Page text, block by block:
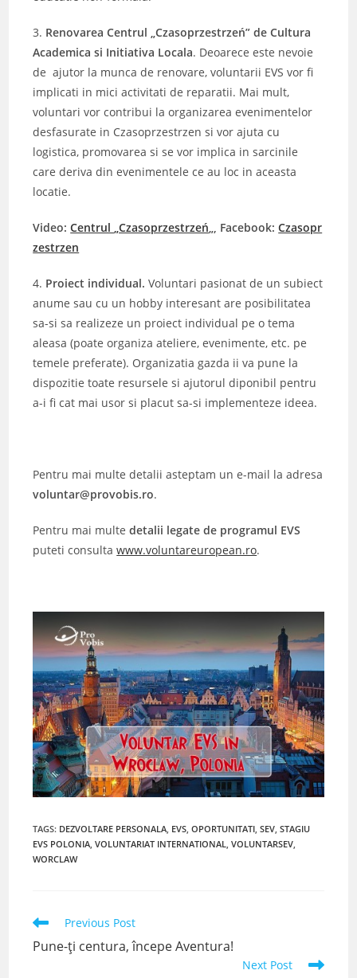
3. Renovarea Centrul „Czasoprzestrzeń” de Cultura
Academica si Initiativa Locala. Deoarece este nevoie
de ajutor la munca de renovare, voluntarii EVS vor fi
implicati in mici activitati de reparatii. Mai mult,
voluntari vor contribui la organizarea evenimentelor
desfasurate in Czasoprzestrzen si vor ajuta cu
logistica, promovarea si se vor implica in sarcinile
care deriva din evenimentele ce au loc in aceasta
locatie.
Video:Centrul„Czasoprzestrzeń„, Facebook:Czasopr
zestrzen
4. Proiect individual.Voluntari pasionat de un subiect
anume sau cu un hobby interesant are posibilitatea
sa-si sa realizeze un proiect individual pe o tema
aleasa (poate organiza ateliere, evenimente, etc. pe
temele preferate). Organizatia gazda ii va pune la
dispozitie toate resursele si ajutorul diponibil pentru
a-i fi cat mai usor si placut sa-si implementeze ideea.
Pentru mai multe detalii asteptam un e-mail la adresa
voluntar@provobis.ro.
Pentru mai multedetalii legate de programul EVS
puteti consultawww.voluntareuropean.ro.
TAGS: DEZVOLTARE PERSONALA EVS OPORTUNITATI SEV STAGIU
EVS POLONIA VOLUNTARIAT INTERNATIONAL VOLUNTARSEV
WORCLAW
Read
articles
Previous Post
Pune-ți centura, începe Aventura!
Next Post